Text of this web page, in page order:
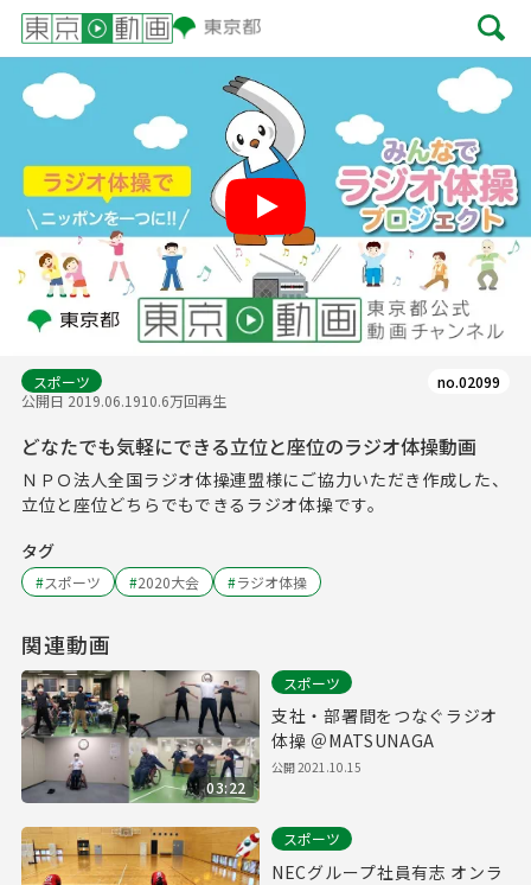
Play
スポーツ
公開日 2019.06.1910.6万回再生
no.02099
どなたでも気軽にできる立位と座位のラジオ体操動画
ＮＰＯ法人全国ラジオ体操連盟様にご協力いただき作成した、
立位と座位どちらでもできるラジオ体操です。
タグ
#スポーツ #2020大会 #ラジオ体操
関連動画
03:22
スポーツ
支社・部署間をつなぐラジオ
体操 ＠MATSUNAGA
公開2021.10.15
スポーツ
NECグループ社員有志 オンラ